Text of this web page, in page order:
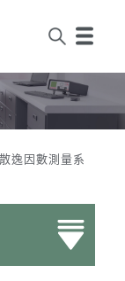
因數測量系